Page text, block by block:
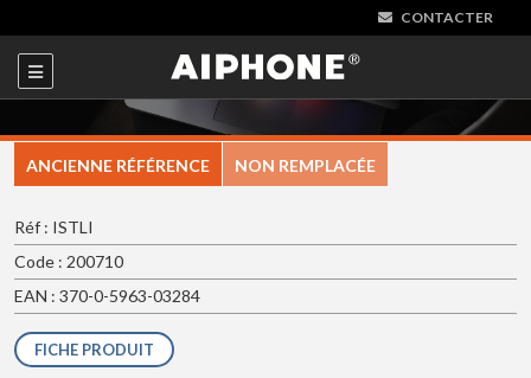
CONTACTER
ANCIENNE RÉFÉRENCE NON REMPLACÉE
Réf : ISTLI
Code : 200710
EAN : 370-0-5963-03284
FICHE PRODUIT